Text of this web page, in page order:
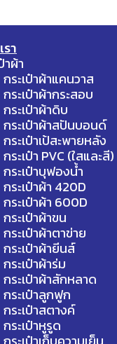
า
าผ้า
กระเป๋าผ้าแคนวาส
กระเป๋าผ้ากระสอบ
กระเป๋าผ้าดิบ
กระเป๋าผ้าสปันบอนด์
กระเป๋าเป้สะพายหลัง
กระเป๋า PVC (ใสและสี)
กระเป๋าบุฟองน้ำ
กระเป๋าผ้า 420D
กระเป๋าผ้า 600D
กระเป๋าผ้าขน
กระเป๋าผ้าตาข่าย
กระเป๋าผ้ายีนส์
กระเป๋าผ้าร่ม
กระเป๋าผ้าสักหลาด
กระเป๋าลูกฟูก
กระเป๋าสตางค์
กระเป๋าหูรูด